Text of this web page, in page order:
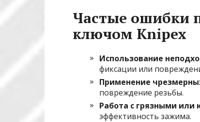
Частые ошибки
ключом Knipex
Использование
фиксации или
Применение
повреждение резьбы.
Работа с грязными
эффективность зажима.